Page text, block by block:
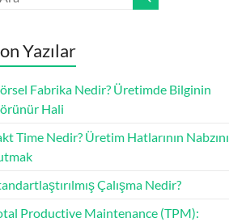
Yazılar
Fabrika Nedir? Üretimde Bilginin
Hali
Time Nedir? Üretim Hatlarının Nabzını
Çalışma Nedir?
Productive Maintenance (TPM):